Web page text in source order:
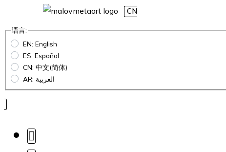
CN
语言:
EN: English
ES: Español
CN: 中文(简体)
AR: العربية